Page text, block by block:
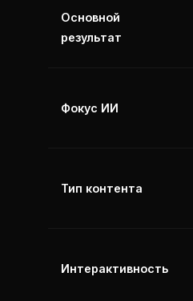
Основной
результат
Фокус ИИ
Тип контента
Интерактивность